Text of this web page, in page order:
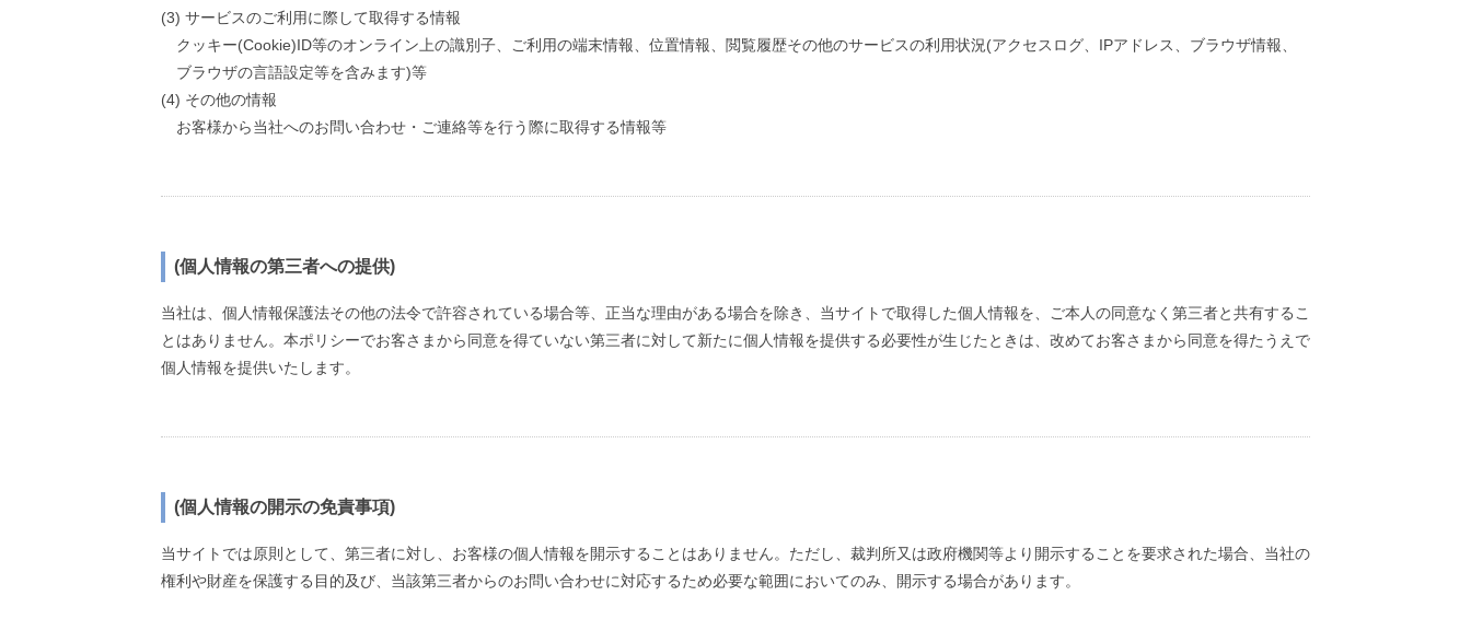
(3) サービスのご利用に際して取得する情報
クッキー(Cookie)ID等のオンライン上の識別子、ご利用の端末情報、位置情報、閲覧履歴その他のサービスの利用状況(アクセスログ、IPアドレス、ブラウザ情報、
ブラウザの言語設定等を含みます)等
(4) その他の情報
お客様から当社へのお問い合わせ・ご連絡等を行う際に取得する情報等
(個人情報の第三者への提供)
当社は、個人情報保護法その他の法令で許容されている場合等、正当な理由がある場合を除き、当サイトで取得した個人情報を、ご本人の同意なく第三者と共有するこ
とはありません。本ポリシーでお客さまから同意を得ていない第三者に対して新たに個人情報を提供する必要性が生じたときは、改めてお客さまから同意を得たうえで
個人情報を提供いたします。
(個人情報の開示の免責事項)
当サイトでは原則として、第三者に対し、お客様の個人情報を開示することはありません。ただし、裁判所又は政府機関等より開示することを要求された場合、当社の
権利や財産を保護する目的及び、当該第三者からのお問い合わせに対応するため必要な範囲においてのみ、開示する場合があります。